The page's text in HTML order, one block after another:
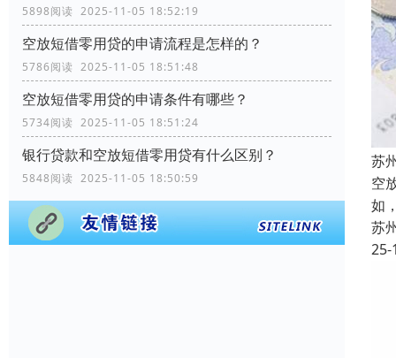
5898阅读 2025-11-05 18:52:19
空放短借零用贷的申请流程是怎样的？
5786阅读 2025-11-05 18:51:48
空放短借零用贷的申请条件有哪些？
5734阅读 2025-11-05 18:51:24
银行贷款和空放短借零用贷有什么区别？
5848阅读 2025-11-05 18:50:59
苏
空
如
苏
25-